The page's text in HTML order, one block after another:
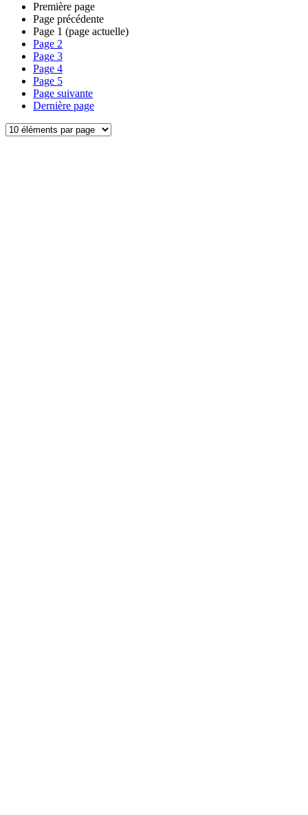
Première page
Page précédente
Page 1 (page actuelle)
Page 2
Page 3
Page 4
Page 5
Page suivante
Dernière page